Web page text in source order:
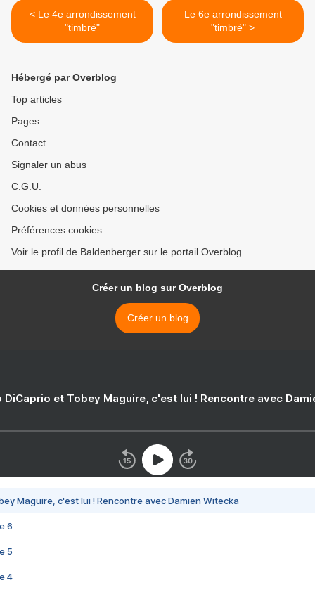
< Le 4e arrondissement
"timbré"
Le 6e arrondissement
"timbré" >
Hébergé par Overblog
Top articles
Pages
Contact
Signaler un abus
C.G.U.
Cookies et données personnelles
Préférences cookies
Voir le profil de Baldenberger sur le portail Overblog
Créer un blog sur Overblog
Créer un blog
DiCaprio et Tobey Maguire, c'est lui ! Rencontre avec
Maguire, c'est lui ! Rencontre avec Damien Witecka
6
5
4